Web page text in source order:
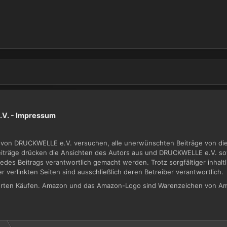
- Impressum
DRUCKWELLE e.V. versuchen, alle unerwünschten Beiträge von
drücken die Ansichten des Autors aus und DRUCKWELLE e.V.
Beitrags verantwortlich gemacht werden. Trotz sorgfältiger
verlinkten Seiten sind ausschließlich deren Betreiber verantwortlich.
Käufen. Amazon und das Amazon-Logo sind Warenzeichen von